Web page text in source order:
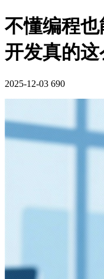
不懂编程
开发真的这
2025-12-03 690